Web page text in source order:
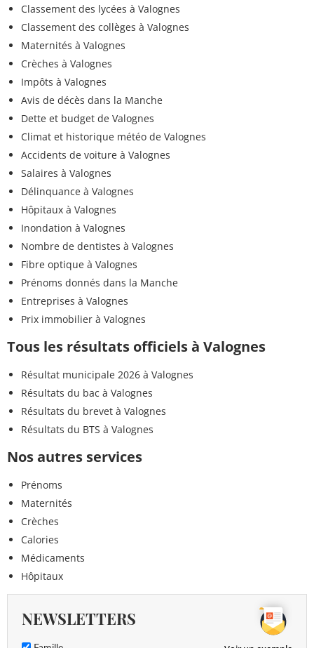
Classement des lycées à Valognes
Classement des collèges à Valognes
Maternités à Valognes
Crèches à Valognes
Impôts à Valognes
Avis de décès dans la Manche
Dette et budget de Valognes
Climat et historique météo de Valognes
Accidents de voiture à Valognes
Salaires à Valognes
Délinquance à Valognes
Hôpitaux à Valognes
Inondation à Valognes
Nombre de dentistes à Valognes
Fibre optique à Valognes
Prénoms donnés dans la Manche
Entreprises à Valognes
Prix immobilier à Valognes
Tous les résultats officiels à Valognes
Résultat municipale 2026 à Valognes
Résultats du bac à Valognes
Résultats du brevet à Valognes
Résultats du BTS à Valognes
Nos autres services
Prénoms
Maternités
Crèches
Calories
Médicaments
Hôpitaux
NEWSLETTERS